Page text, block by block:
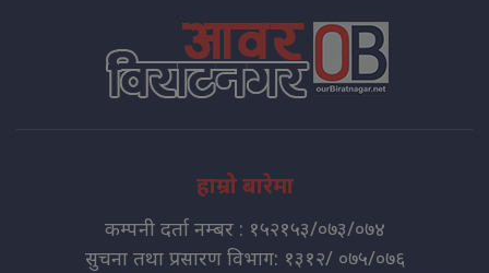
हाम्रो बारेमा
कम्पनी दर्ता नम्बर : १५२१५३/०७३/०७४
सुचना तथा प्रसारण विभाग: १३१२/ ०७५/०७६